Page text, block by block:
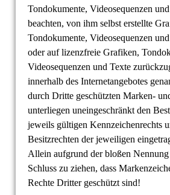
Tondokumente, Videosequenzen
beachten, von ihm selbst erstellte
Tondokumente, Videosequenzen
oder auf lizenzfreie Grafiken,
Videosequenzen und Texte
innerhalb des Internetangebotes
durch Dritte geschützten Marken-
unterliegen uneingeschränkt den
jeweils gültigen Kennzeichenrechts
Besitzrechten der jeweiligen
Allein aufgrund der bloßen
Schluss zu ziehen, dass
Rechte Dritter geschützt sind!